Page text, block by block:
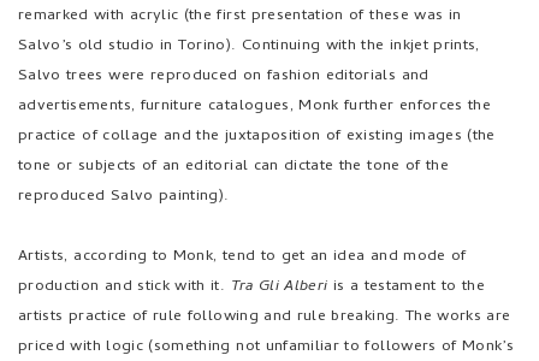
remarked with acrylic (the first presentation of these was in
Salvo’s old studio in Torino). Continuing with the inkjet prints,
Salvo trees were reproduced on fashion editorials and
advertisements, furniture catalogues, Monk further enforces the
practice of collage and the juxtaposition of existing images (the
tone or subjects of an editorial can dictate the tone of the
reproduced Salvo painting).
Artists, according to Monk, tend to get an idea and mode of
production and stick with it. Tra Gli Alberi is a testament to the
artists practice of rule following and rule breaking. The works are
priced with logic (something not unfamiliar to followers of Monk’s